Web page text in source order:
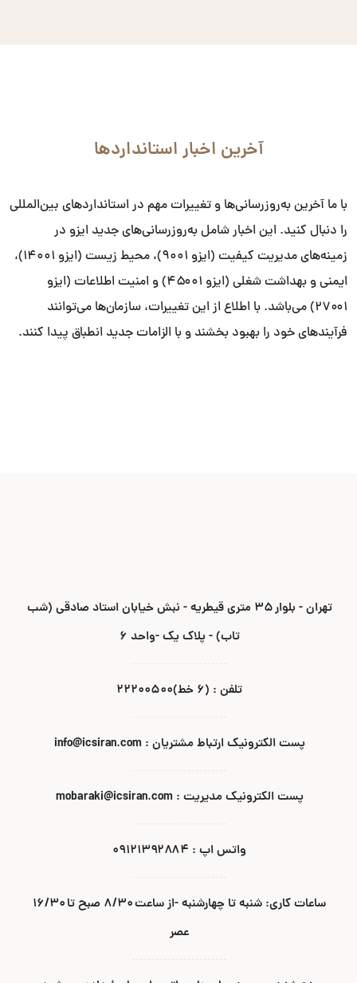
آخرین اخبار استانداردها
با ما آخرین به‌روزرسانی‌ها و تغییرات مهم در استانداردهای بین‌المللی
را دنبال کنید. این اخبار شامل به‌روزرسانی‌های جدید ایزو در
زمینه‌های مدیریت کیفیت (ایزو ۹۰۰۱)، محیط زیست (ایزو ۱۴۰۰۱)،
ایمنی و بهداشت شغلی (ایزو ۴۵۰۰۱) و امنیت اطلاعات (ایزو
۲۷۰۰۱) می‌باشد. با اطلاع از این تغییرات، سازمان‌ها می‌توانند
فرآیندهای خود را بهبود بخشند و با الزامات جدید انطباق پیدا کنند.
تهران - بلوار ۳۵ متری قیطریه - نبش خیابان استاد صادقی (شب
تاب) - پلاک یک -واحد ۶
تلفن : (۶ خط)۲۲۲۰۰۵۰۰
پست الکترونیک ارتباط مشتریان : info@icsiran.com
پست الکترونیک مدیریت : mobaraki@icsiran.com
واتس اپ : ۰۹۱۲۱۳۹۲۸۸۴
ساعات کاری: شنبه تا چهارشنبه -از ساعت ۸/۳۰ صبح تا ۱۶/۳۰
عصر